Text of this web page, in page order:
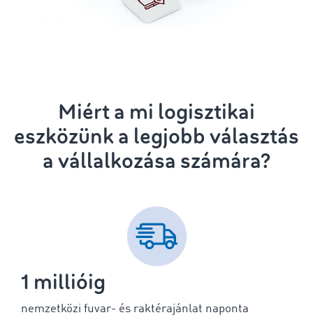
Miért a mi logisztikai
eszközünk a legjobb választás
a vállalkozása számára?
1 millióig
nemzetközi fuvar- és raktérajánlat naponta